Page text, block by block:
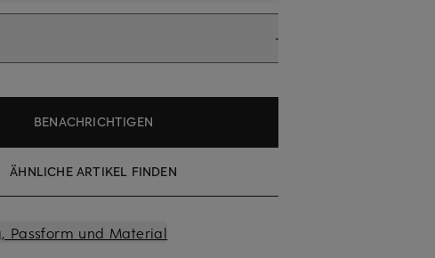
BENACHRICHTIGEN
ÄHNLICHE ARTIKEL FINDEN
Passform und Material